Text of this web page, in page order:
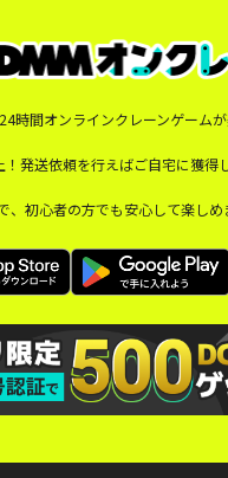
時間オンラインクレーンゲーム
発送依頼を行えばご自宅に獲得
、初心者の方でも安心して楽しめ